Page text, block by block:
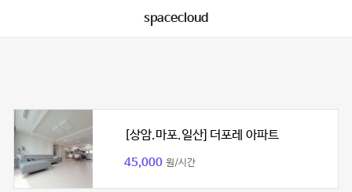
spacecloud
[상암.마포.일산] 더포레 아파트
45,000 원/시간